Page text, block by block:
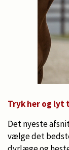
Tryk her og lyt
Det nyeste
vælge det